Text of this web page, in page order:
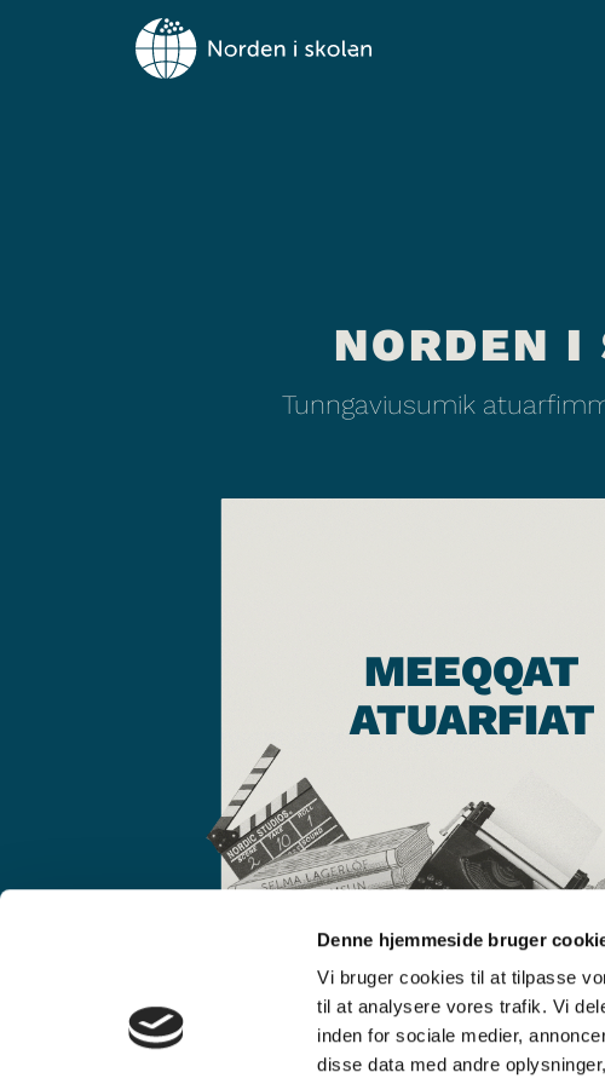
Denne hjemmeside bruger
Vi bruger cookies til at tilpasse
til at analysere vores trafik. Vi
inden for sociale medier,
disse data med andre
NORDEN
Tunngaviusumik
MEEQQAT
ATUARFIAT